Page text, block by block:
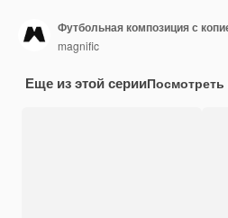
Футбольная композиция с
magnific
Еще из этой серииПосмотреть